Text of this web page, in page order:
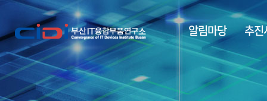
알림마당 추진